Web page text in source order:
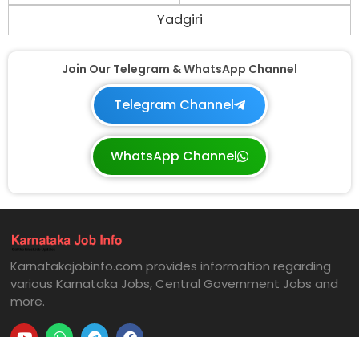
Yadgiri
Join Our Telegram & WhatsApp Channel
Telegram Channel
WhatsApp Channel
Karnatakajobinfo.com provides information regarding
various Karnataka Jobs, Central Government Jobs and
more.